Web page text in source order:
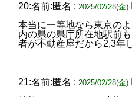
20:名前:匿名 : 2025/02/28(金)
本当に一等地なら東京の
内の県の県庁所在地駅前
者が不動産屋だから2,3年
21:名前:匿名 : 2025/02/28(金)